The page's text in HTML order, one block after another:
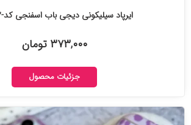
ایرپاد سیلیکونی دیجی باب اسفنجی کد-۱۳۴۰۲۲
۳۷۳,۰۰۰ تومان
جزئیات محصول